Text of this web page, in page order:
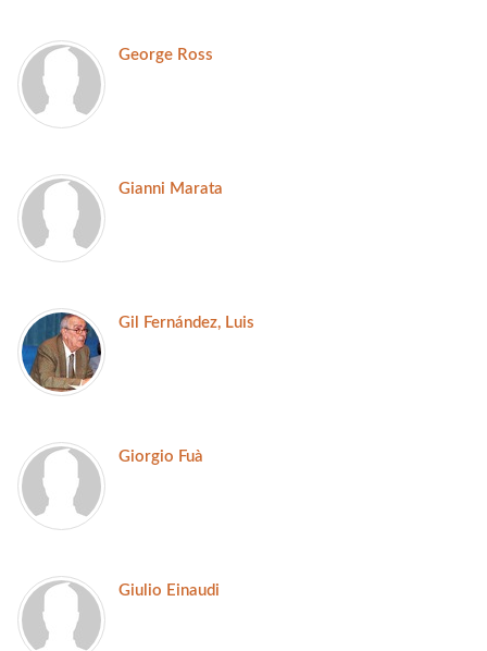
George Ross
Gianni Marata
Gil Fernández, Luis
Giorgio Fuà
Giulio Einaudi